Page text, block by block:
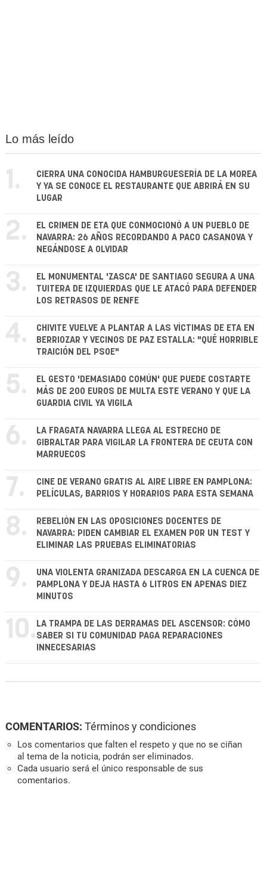
Lo más leído
1.
CIERRA UNA CONOCIDA HAMBURGUESERÍA DE LA MOREA
Y YA SE CONOCE EL RESTAURANTE QUE ABRIRÁ EN SU
LUGAR
2.
EL CRIMEN DE ETA QUE CONMOCIONÓ A UN PUEBLO DE
NAVARRA: 26 AÑOS RECORDANDO A PACO CASANOVA Y
NEGÁNDOSE A OLVIDAR
3.
EL MONUMENTAL 'ZASCA' DE SANTIAGO SEGURA A UNA
TUITERA DE IZQUIERDAS QUE LE ATACÓ PARA DEFENDER
LOS RETRASOS DE RENFE
4.
CHIVITE VUELVE A PLANTAR A LAS VÍCTIMAS DE ETA EN
BERRIOZAR Y VECINOS DE PAZ ESTALLA: "QUÉ HORRIBLE
TRAICIÓN DEL PSOE"
5.
EL GESTO 'DEMASIADO COMÚN' QUE PUEDE COSTARTE
MÁS DE 200 EUROS DE MULTA ESTE VERANO Y QUE LA
GUARDIA CIVIL YA VIGILA
6.
LA FRAGATA NAVARRA LLEGA AL ESTRECHO DE
GIBRALTAR PARA VIGILAR LA FRONTERA DE CEUTA CON
MARRUECOS
7.
CINE DE VERANO GRATIS AL AIRE LIBRE EN PAMPLONA:
PELÍCULAS, BARRIOS Y HORARIOS PARA ESTA SEMANA
8.
REBELIÓN EN LAS OPOSICIONES DOCENTES DE
NAVARRA: PIDEN CAMBIAR EL EXAMEN POR UN TEST Y
ELIMINAR LAS PRUEBAS ELIMINATORIAS
9.
UNA VIOLENTA GRANIZADA DESCARGA EN LA CUENCA DE
PAMPLONA Y DEJA HASTA 6 LITROS EN APENAS DIEZ
MINUTOS
10. LA TRAMPA DE LAS DERRAMAS DEL ASCENSOR: CÓMO
SABER SI TU COMUNIDAD PAGA REPARACIONES
INNECESARIAS
COMENTARIOS: Términos y condiciones
Los comentarios que falten el respeto y que no se ciñan
al tema de la noticia, podrán ser eliminados.
Cada usuario será el único responsable de sus
comentarios.